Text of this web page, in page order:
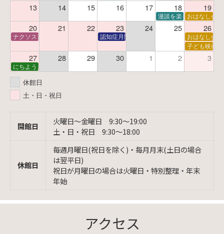
13 14 15 16 17 18 19
漫談を楽しむ会 ～漫談
おはなし会
20 21 22 23 24 25 26
ナクソス音楽会 第6回 宇宙を感じるクラシック認知症月間 特別映画会「調査屋マオさんの恋
おはなし会
子ども映画会
27 28 29 30 1 2 3
にちようえほん
休館日
土・日・祝日
開館日
火曜日〜金曜日 9:30〜19:00
土・日・祝日 9:30〜18:00
休館日
毎週月曜日(祝日を除く)・毎月月末(土日の場合
は翌平日)
祝日が月曜日の場合は火曜日・特別整理・年末
年始
アクセス